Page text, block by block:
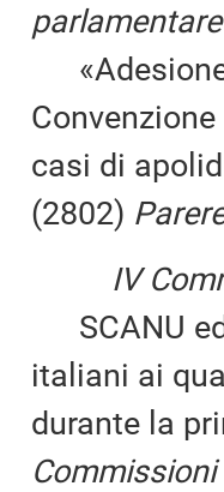
«Adesione
casi di
(2802)
IV
SCANU
italiani ai
durante la
Commissioni